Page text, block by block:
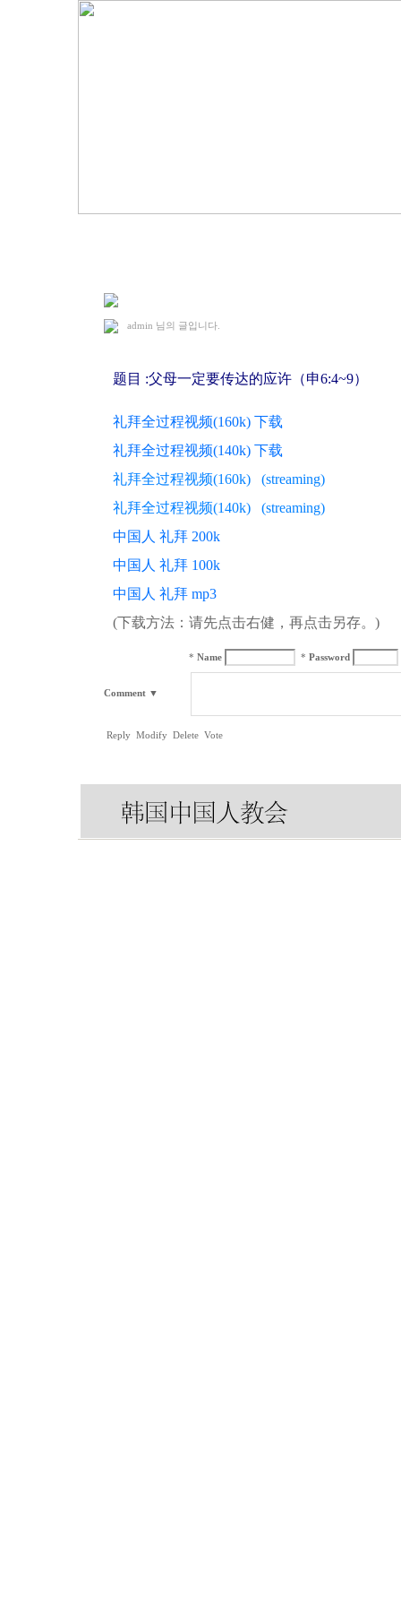
admin 님의 글입니다.
题目 :父母一定要传达的应许（申6:4~9）
礼拜全过程视频(160k) 下载
礼拜全过程视频(140k) 下载
礼拜全过程视频(160k) (streaming)
礼拜全过程视频(140k) (streaming)
中国人 礼拜 200k
中国人 礼拜 100k
中国人 礼拜 mp3
(下载方法：请先点击右健，再点击另存。)
* Name * Password
Comment▼
Reply Modify Delete Vote